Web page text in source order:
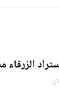
الزرقاء